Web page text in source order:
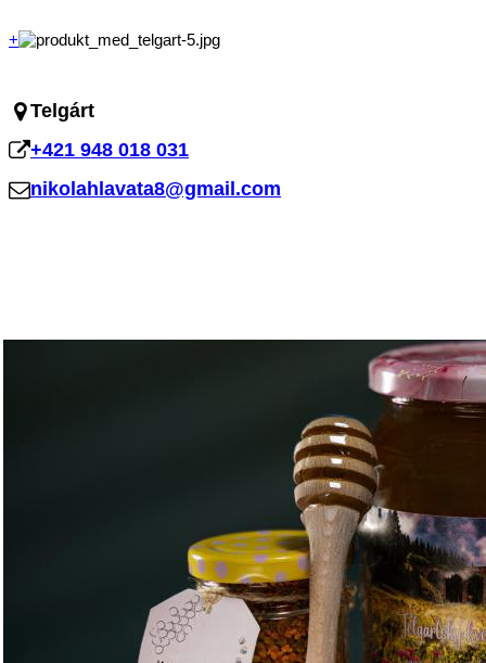
+
Telgárt
+421 948 018 031
nikolahlavata8@gmail.com